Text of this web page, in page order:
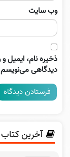
وب‌ سایت
ذخیره نام، ایمیل
دیدگاهی
آخرین